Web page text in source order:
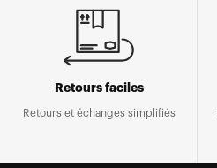
Retours faciles
Retours et échanges simplifiés